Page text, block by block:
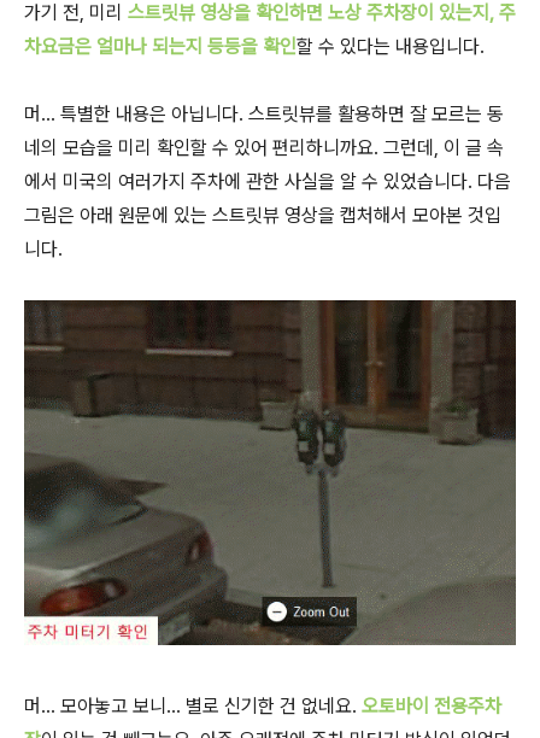
가기 전, 미리 스트릿뷰 영상을 확인하면 노상 주차장이 있는지, 주
차요금은 얼마나 되는지 등등을 확인할 수 있다는 내용입니다.
머... 특별한 내용은 아닙니다. 스트릿뷰를 활용하면 잘 모르는 동
네의 모습을 미리 확인할 수 있어 편리하니까요. 그런데, 이 글 속
에서 미국의 여러가지 주차에 관한 사실을 알 수 있었습니다. 다음
그림은 아래 원문에 있는 스트릿뷰 영상을 캡처해서 모아본 것입
니다.
머... 모아놓고 보니... 별로 신기한 건 없네요. 오토바이 전용주차